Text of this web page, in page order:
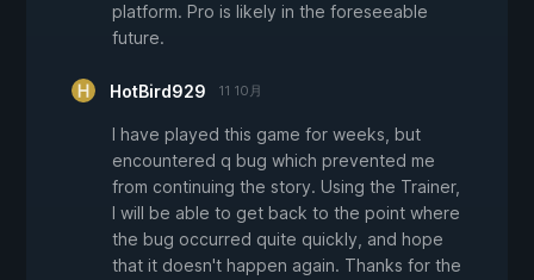
platform. Pro is likely in the foreseeable
future.
HotBird929 11 10月
I have played this game for weeks, but
encountered q bug which prevented me
from continuing the story. Using the Trainer,
I will be able to get back to the point where
the bug occurred quite quickly, and hope
that it doesn't happen again. Thanks for the